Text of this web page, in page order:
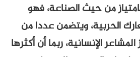
من حيث الصناعة، فهو
الحربية، ويتضمن عددا من
الإنسانية، ربما أن أكثرها